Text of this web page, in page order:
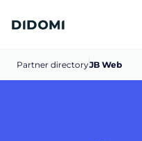
Partner directoryJB Web